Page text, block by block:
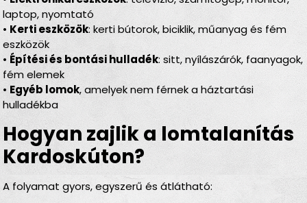
laptop, nyomtató
• Kerti eszközök: kerti bútorok, biciklik, műanyag és fém
eszközök
• Építési és bontási hulladék: sitt, nyílászárók, faanyagok,
fém elemek
• Egyéb lomok, amelyek nem férnek a háztartási
hulladékba
Hogyan zajlik a lomtalanítás
Kardoskúton?
A folyamat gyors, egyszerű és átlátható: